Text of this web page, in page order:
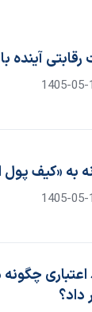
رقابتی آینده
1405-05-
به «کیف
1405-05-
داد؟